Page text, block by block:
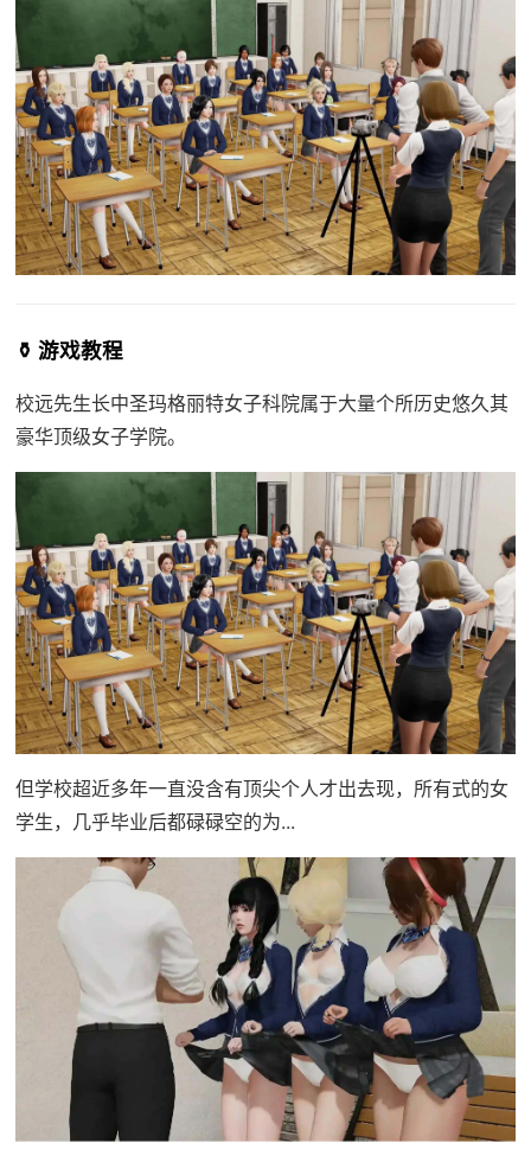
⚱️ 游戏教程
校远先生长中圣玛格丽特女子科院属于大量个所历史悠久其
豪华顶级女子学院。
但学校超近多年一直没含有顶尖个人才出去现，所有式的女
学生，几乎毕业后都碌碌空的为...